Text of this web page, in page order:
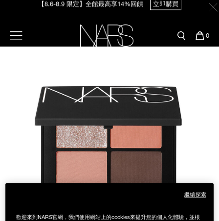
【8.6-8.9 限定】全館最高享14%回饋 立即購買
【8/3-8/10限定】明星底妝買1送1
新客首購輸＜WELCOME＞享9折
選單"
您
0
官網最新活動
預約金曲獎妝容
水光頰彩系列
舊客回購禮遇
彩盤及禮盒組
彩妝服務
彩妝專欄
歡迎來到NARS官網，我們使用網站上的cookies來提升您的個人化體驗，並根
繼續探索